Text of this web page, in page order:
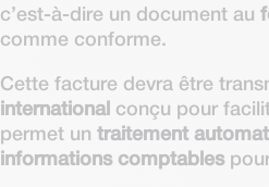
c’est-à-dire un document au
comme conforme.
Cette facture devra être
international conçu pour
permet untraitement
informations comptables